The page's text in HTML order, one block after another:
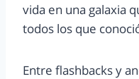
vida en una galaxia
todos los que
Entre flashbacks y